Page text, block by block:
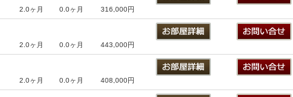
2.0ヶ月 0.0ヶ月 316,000円
2.0ヶ月 0.0ヶ月 443,000円
2.0ヶ月 0.0ヶ月 408,000円